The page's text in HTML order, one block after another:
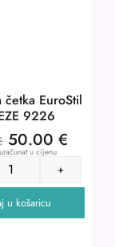
četka EuroStil
9226
50.00€
u cijenu
+
u košaricu